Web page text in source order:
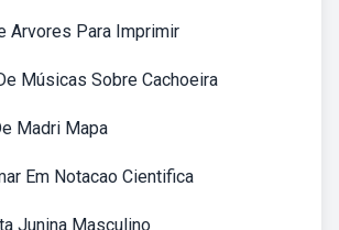
Arvores Para Imprimir
Músicas Sobre Cachoeira
Madri Mapa
Em Notacao Cientifica
Junina Masculino